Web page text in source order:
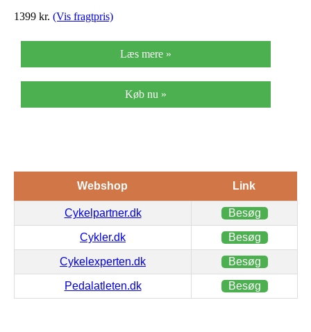
liter
1399 kr. (Vis fragtpris)
Læs mere »
Køb nu »
Webshop Link
Cykelpartner.dk Besøg
Cykler.dk Besøg
Cykelexperten.dk Besøg
Pedalatleten.dk Besøg